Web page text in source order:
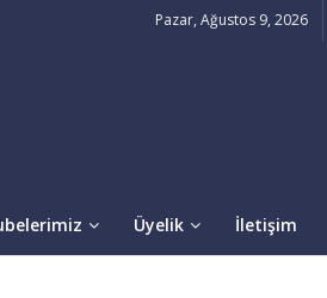
Pazar, Ağustos 9, 2026
Üyelik İletişim